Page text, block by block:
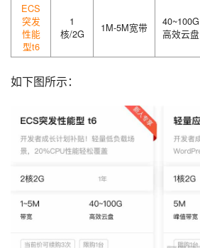
ECS
突发
性能
型t6
1
核/2G
1M-5M宽带
40~100G
高效云盘
如下图所示：